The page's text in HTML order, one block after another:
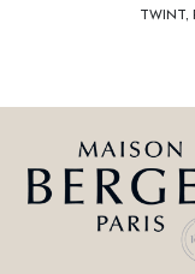
TWINT,